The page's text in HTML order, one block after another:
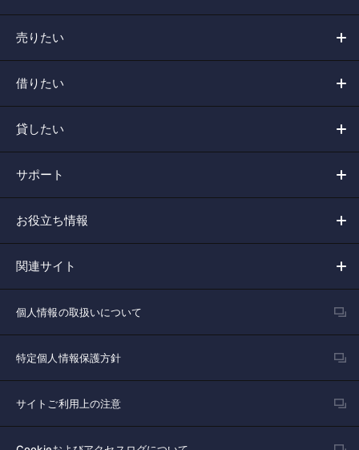
売りたい
借りたい
貸したい
サポート
お役立ち情報
関連サイト
個人情報の取扱いについて
特定個人情報保護方針
サイトご利用上の注意